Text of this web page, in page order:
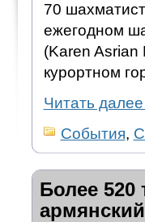
70
ежегодном
(Karen Asrian
курортном
Читать далее
События,
Более 520